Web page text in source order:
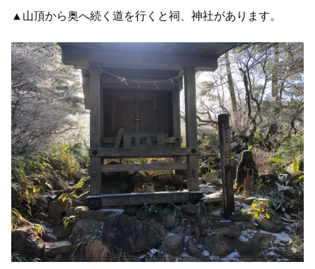
▲山頂から奥へ続く道を行くと祠、神社があります。